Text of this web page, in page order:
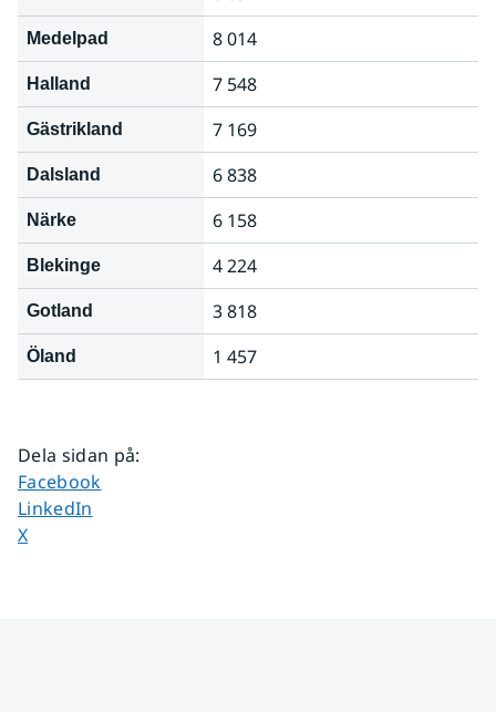
Medelpad 8 014
Halland 7 548
Gästrikland 7 169
Dalsland 6 838
Närke 6 158
Blekinge 4 224
Gotland 3 818
Öland 1 457
Dela sidan på:
Dela sidan på
Facebook
Dela sidan på
LinkedIn
Dela sidan på
X